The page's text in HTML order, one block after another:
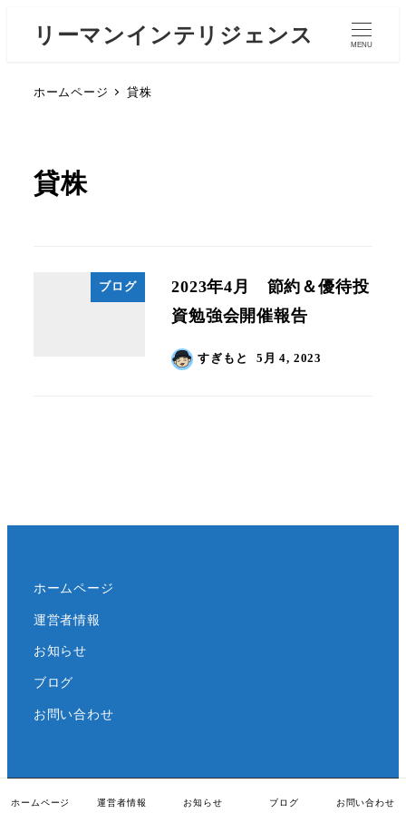
リーマンインテリジェンス MENU
ホームページ 貸株
貸株
ブログ
2023年4月 節約＆優待投
資勉強会開催報告
すぎもと 5月 4, 2023
ホームページ
運営者情報
お知らせ
ブログ
お問い合わせ
リーマンインテリジェンス
ホームページ 運営者情報 お知らせ ブログ お問い合わせ